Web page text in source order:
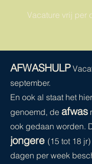
Vacature vrij per
AFWASHULP
september.
En ook al staat het
genoemd, de afwas
ook gedaan worden.
jongere (15 tot 18
dagen per week